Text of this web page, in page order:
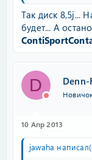
Так диск 8,5j...
будет... А
D Denn-
10 Апр 2013
jawaha